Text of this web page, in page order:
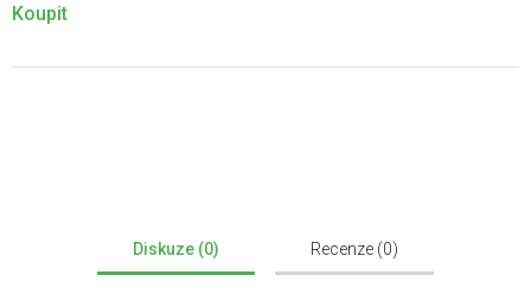
Koupit
Diskuze (0) Recenze (0)